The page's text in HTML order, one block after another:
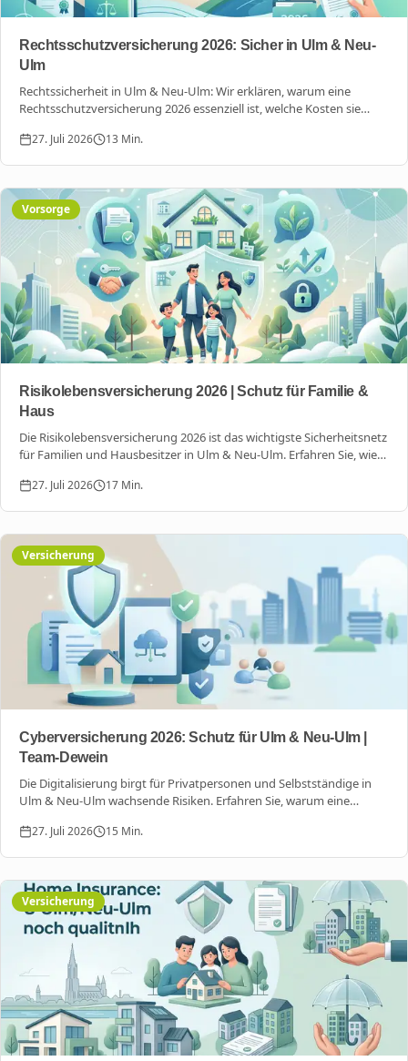
Rechtsschutzversicherung 2026: Sicher in Ulm & Neu-
Ulm
Rechtssicherheit in Ulm & Neu-Ulm: Wir erklären, warum eine
Rechtsschutzversicherung 2026 essenziell ist, welche Kosten sie
27. Juli 2026 13 Min.
Vorsorge
Risikolebensversicherung 2026 | Schutz für Familie &
Haus
Die Risikolebensversicherung 2026 ist das wichtigste Sicherheitsnetz
für Familien und Hausbesitzer in Ulm & Neu-Ulm. Erfahren Sie, wie
27. Juli 2026 17 Min.
Versicherung
Cyberversicherung 2026: Schutz für Ulm & Neu-Ulm |
Team-Dewein
Die Digitalisierung birgt für Privatpersonen und Selbstständige in
Ulm & Neu-Ulm wachsende Risiken. Erfahren Sie, warum eine
27. Juli 2026 15 Min.
Versicherung